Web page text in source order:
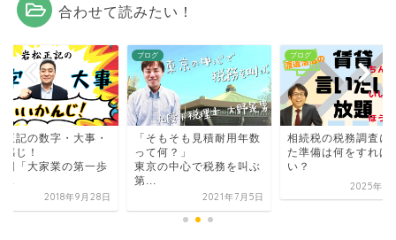
合わせて読みたい！
正記の数字・大事・
じ！
回「大家業の第一歩
...
2018年9月28日
ブログ
「そもそも見積耐用年数
って何？」
東京の中心で税務を叫ぶ
第...
2021年7月5日
ブログ
相続税の税務調査に
た準備は何をすれば
い？
2025年6